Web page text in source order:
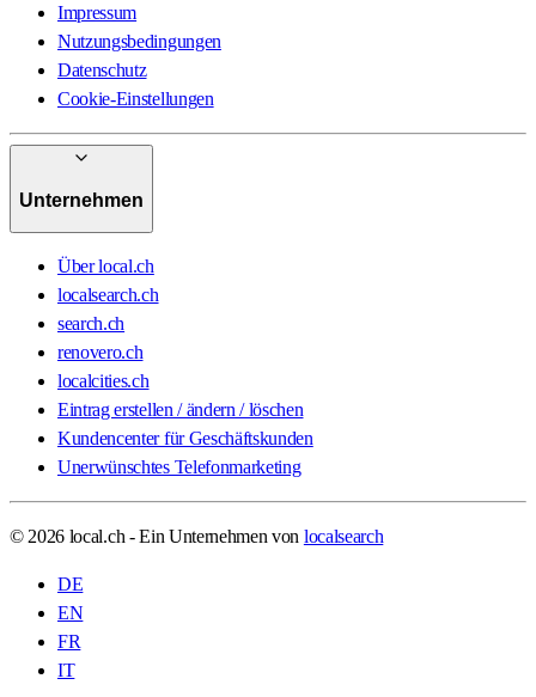
Impressum
Nutzungsbedingungen
Datenschutz
Cookie-Einstellungen
Unternehmen
Über local.ch
localsearch.ch
search.ch
renovero.ch
localcities.ch
Eintrag erstellen / ändern / löschen
Kundencenter für Geschäftskunden
Unerwünschtes Telefonmarketing
© 2026 local.ch - Ein Unternehmen von localsearch
DE
EN
FR
IT